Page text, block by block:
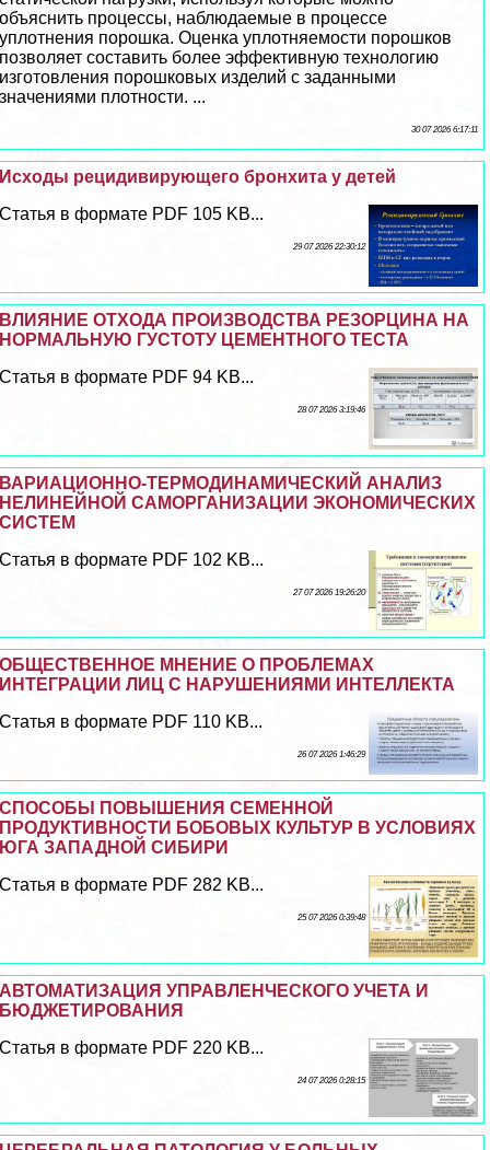
объяснить процессы, наблюдаемые в процессе
уплотнения порошка. Оценка уплотняемости порошков
позволяет составить более эффективную технологию
изготовления порошковых изделий с заданными
значениями плотности. ...
30 07 2026 6:17:11
Исходы рецидивирующего бронхита у детей
Статья в формате PDF 105 KB...
29 07 2026 22:30:12
ВЛИЯНИЕ ОТХОДА ПРОИЗВОДСТВА РЕЗОРЦИНА НА
НОРМАЛЬНУЮ ГУСТОТУ ЦЕМЕНТНОГО ТЕСТА
Статья в формате PDF 94 KB...
28 07 2026 3:19:46
ВАРИАЦИОННО-ТЕРМОДИНАМИЧЕСКИЙ АНАЛИЗ
НЕЛИНЕЙНОЙ САМОРГАНИЗАЦИИ ЭКОНОМИЧЕСКИХ
СИСТЕМ
Статья в формате PDF 102 KB...
27 07 2026 19:26:20
ОБЩЕСТВЕННОЕ МНЕНИЕ О ПРОБЛЕМАХ
ИНТЕГРАЦИИ ЛИЦ С НАРУШЕНИЯМИ ИНТЕЛЛЕКТА
Статья в формате PDF 110 KB...
26 07 2026 1:46:29
СПОСОБЫ ПОВЫШЕНИЯ СЕМЕННОЙ
ПРОДУКТИВНОСТИ БОБОВЫХ КУЛЬТУР В УСЛОВИЯХ
ЮГА ЗАПАДНОЙ СИБИРИ
Статья в формате PDF 282 KB...
25 07 2026 0:39:48
АВТОМАТИЗАЦИЯ УПРАВЛЕНЧЕСКОГО УЧЕТА И
БЮДЖЕТИРОВАНИЯ
Статья в формате PDF 220 KB...
24 07 2026 0:28:15